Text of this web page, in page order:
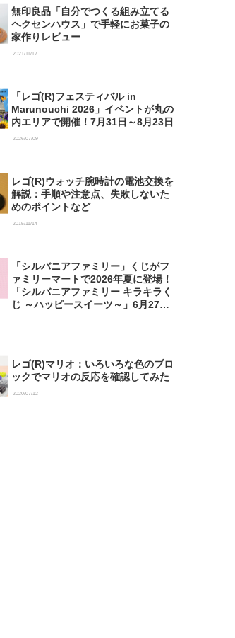
無印良品「自分でつくる組み立てる
ヘクセンハウス」で手軽にお菓子の
家作りレビュー
2021/11/17
「レゴ(R)フェスティバル in
Marunouchi 2026」イベントが丸の
内エリアで開催！7月31日～8月23日
2026/07/09
レゴ(R)ウォッチ腕時計の電池交換を
解説：手順や注意点、失敗しないた
めのポイントなど
2015/11/14
「シルバニアファミリー」くじがフ
ァミリーマートで2026年夏に登場！
「シルバニアファミリー キラキラく
じ ～ハッピースイーツ～」6月27日
レゴ(R)マリオ：いろいろな色のブロ
ックでマリオの反応を確認してみた
2020/07/12